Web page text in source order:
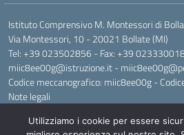
Istituto Comprensivo M. Montessori di
Via Montessori, 10 - 20021 Bollate (MI)
Tel: +39 023502856 - Fax: +39
miic8ee00g@istruzione.it -
Codice meccanografico: miic8ee00g -
Note legali
Utilizziamo i cookie per essere